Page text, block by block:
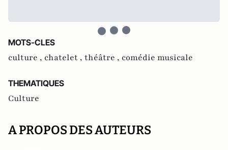
MOTS-CLES
culture , chatelet , théâtre , comédie musicale
THEMATIQUES
Culture
A PROPOS DES AUTEURS